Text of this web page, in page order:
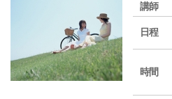
講師
日程
時間